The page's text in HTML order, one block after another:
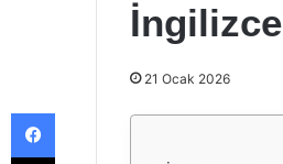
İngilizce
21 Ocak 2026
Facebook
X